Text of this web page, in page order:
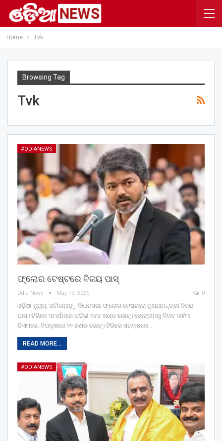
Home Tvk
Browsing Tag
Tvk
#ODIANEWS
ଫ୍ଲୋର ଟେଷ୍ଟରେ ବିଜୟ ପାସ୍
Odia News May 13, 2026 0
ଓଡ଼ିଆ ନ୍ୟୁଜ୍: ତାମିଲନାଡ଼ୁ ବିଧାନସଭା ଫ୍ଲୋର ଟେଷ୍ଟରେ ମୁଖ୍ୟମନ୍ତ୍ରୀ ବିଜୟ
ପାସ୍। ଟିଭିକେ ସମର୍ଥନରେ ପଡ଼ିଲା ୧୪୪ ଖଣ୍ଡ ଭୋଟ୍‌। ଭୋଟ୍‌ଦାନରୁ ବିରତ ରହିଲା
ଡିଏମକେ, ବିପକ୍ଷରେ ୨୨ ଖଣ୍ଡ ଭୋଟ୍। ଟିଭିକେ ସପକ୍ଷରେ…
READ MORE...
#ODIANEWS